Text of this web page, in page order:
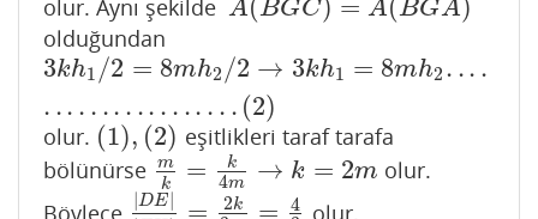
olur. Aynı şekilde A(BGC) = A(BGA)
A(BGC)=A(BGA)
olduğundan
3kh1 /2 = 8mh2 /2 → 3kh1 = 8mh2 . .. .
. .. . . .. . .. . . .. . . . (2)
3kh1/ 2= 8m h2/2→3kh1= 8mh2 .... ............. .. (2)
olur. (1), (2)
(1),(2 )
eşitlikleri taraf tarafa
bölünürse
m
k
= k
4m → k = 2m
mk =k 4m→k= 2m
olur.
Böylece
| DE |
= 2k =
4
olur.